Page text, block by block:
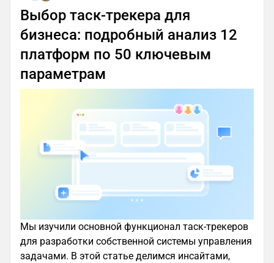
Все эти преимущества будут актуальны и для
любого другого маскота, поэтому в формат игр
персонажи ложатся идеально.
Как разработать маскота: 3 способа
Разберем несколько основных способов
разработки персонажей.
Превратить продукт в персонажа
Самый простой вариант — оживить продукт и
сделать его маскотом. Примером служат все те
же конфеты M&Ms, коробочки McDonald’s и
мистер Мишлен, который собран из покрышек.
Выбор таск-трекера для
бизнеса: подробный анализ 12
платформ по 50 ключевым
параметрам
Мы изучили основной функционал таск-трекеров
для разработки собственной системы управления
задачами. В этой статье делимся инсайтами,